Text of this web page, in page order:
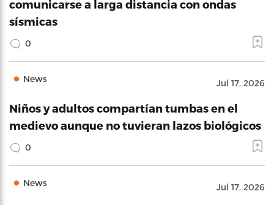
comunicarse a larga distancia con ondas
sísmicas
0
News Jul 17, 2026
Niños y adultos compartían tumbas en el
medievo aunque no tuvieran lazos biológicos
0
News Jul 17, 2026